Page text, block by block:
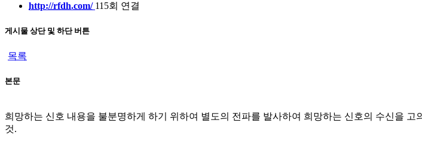
http://rfdh.com/ 115회 연결
게시물 상단 및 하단 버튼
목록
본문
희망하는 신호 내용을 불분명하게 하기 위하여 별도의 전파를 발사하여 희망하는 신호의 수신을
것.